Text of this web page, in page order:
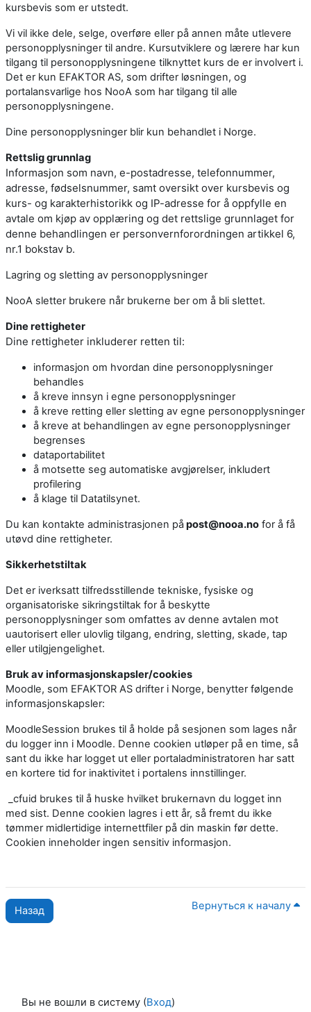
kursbevis som er utstedt.
Vi vil ikke dele, selge, overføre eller på annen måte utlevere
personopplysninger til andre. Kursutviklere og lærere har kun
tilgang til personopplysningene tilknyttet kurs de er involvert i.
Det er kun EFAKTOR AS, som drifter løsningen, og
portalansvarlige hos NooA som har tilgang til alle
personopplysningene.
Dine personopplysninger blir kun behandlet i Norge.
Rettslig grunnlag
Informasjon som navn, e-postadresse, telefonnummer,
adresse, fødselsnummer, samt oversikt over kursbevis og
kurs- og karakterhistorikk og IP-adresse for å oppfylle en
avtale om kjøp av opplæring og det rettslige grunnlaget for
denne behandlingen er personvernforordningen artikkel 6,
nr.1 bokstav b.
Lagring og sletting av personopplysninger
NooA sletter brukere når brukerne ber om å bli slettet.
Dine rettigheter
Dine rettigheter inkluderer retten til:
informasjon om hvordan dine personopplysninger
behandles
å kreve innsyn i egne personopplysninger
å kreve retting eller sletting av egne personopplysninger
å kreve at behandlingen av egne personopplysninger
begrenses
dataportabilitet
å motsette seg automatiske avgjørelser, inkludert
profilering
å klage til Datatilsynet.
Du kan kontakte administrasjonen påpost@nooa.no for å få
utøvd dine rettigheter.
Sikkerhetstiltak
Det er iverksatt tilfredsstillende tekniske, fysiske og
organisatoriske sikringstiltak for å beskytte
personopplysninger som omfattes av denne avtalen mot
uautorisert eller ulovlig tilgang, endring, sletting, skade, tap
eller utilgjengelighet.
Bruk av informasjonskapsler/cookies
Moodle, som EFAKTOR AS drifter i Norge, benytter følgende
informasjonskapsler:
MoodleSession brukes til å holde på sesjonen som lages når
du logger inn i Moodle. Denne cookien utløper på en time, så
sant du ikke har logget ut eller portaladministratoren har satt
en kortere tid for inaktivitet i portalens innstillinger.
_cfuid brukes til å huske hvilket brukernavn du logget inn
med sist. Denne cookien lagres i ett år, så fremt du ikke
tømmer midlertidige internettfiler på din maskin før dette.
Cookien inneholder ingen sensitiv informasjon.
Назад Вернуться к началу
Вы не вошли в систему (Вход)